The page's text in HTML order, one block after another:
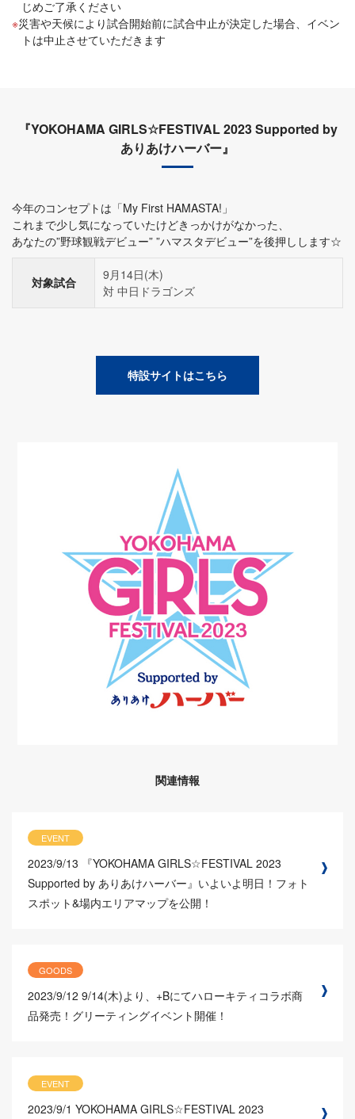
じめご了承ください
災害や天候により試合開始前に試合中止が決定した場合、イベン
トは中止させていただきます
『YOKOHAMA GIRLS☆FESTIVAL 2023 Supported by
ありあけハーバー』
今年のコンセプトは「My First HAMASTA!」
これまで少し気になっていたけどきっかけがなかった、
あなたの”野球観戦デビュー” ”ハマスタデビュー”を後押しします☆
対象試合
9月14日(木)
対 中日ドラゴンズ
特設サイトはこちら
関連情報
EVENT
2023/9/13
『YOKOHAMA GIRLS☆FESTIVAL 2023
Supported by ありあけハーバー』いよいよ明日！フォト
スポット&場内エリアマップを公開！
GOODS
2023/9/12 9/14(木)より、+Bにてハローキティコラボ商
品発売！グリーティングイベント開催！
EVENT
2023/9/1 YOKOHAMA GIRLS☆FESTIVAL 2023